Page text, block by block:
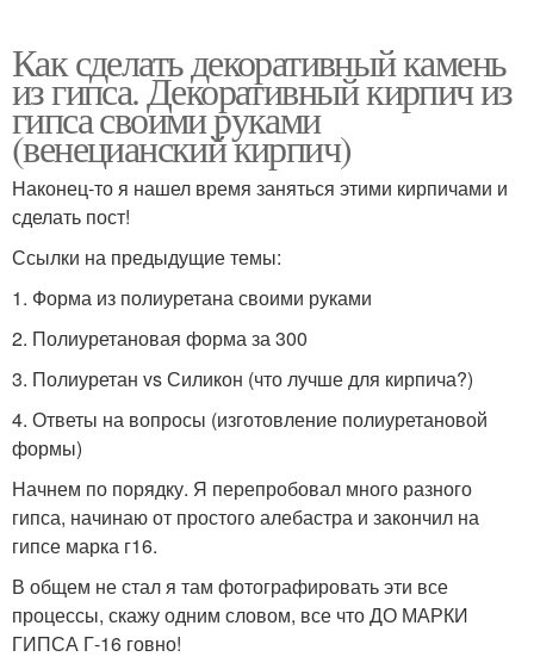
Как сделать декоративный камень
из гипса. Декоративный кирпич из
гипса своими руками
(венецианский кирпич)
Наконец-то я нашел время заняться этими кирпичами и
сделать пост!
Ссылки на предыдущие темы:
1. Форма из полиуретана своими руками
2. Полиуретановая форма за 300
3. Полиуретан vs Силикон (что лучше для кирпича?)
4. Ответы на вопросы (изготовление полиуретановой
формы)
Начнем по порядку. Я перепробовал много разного
гипса, начинаю от простого алебастра и закончил на
гипсе марка г16.
В общем не стал я там фотографировать эти все
процессы, скажу одним словом, все что ДО МАРКИ
ГИПСА Г-16 говно!